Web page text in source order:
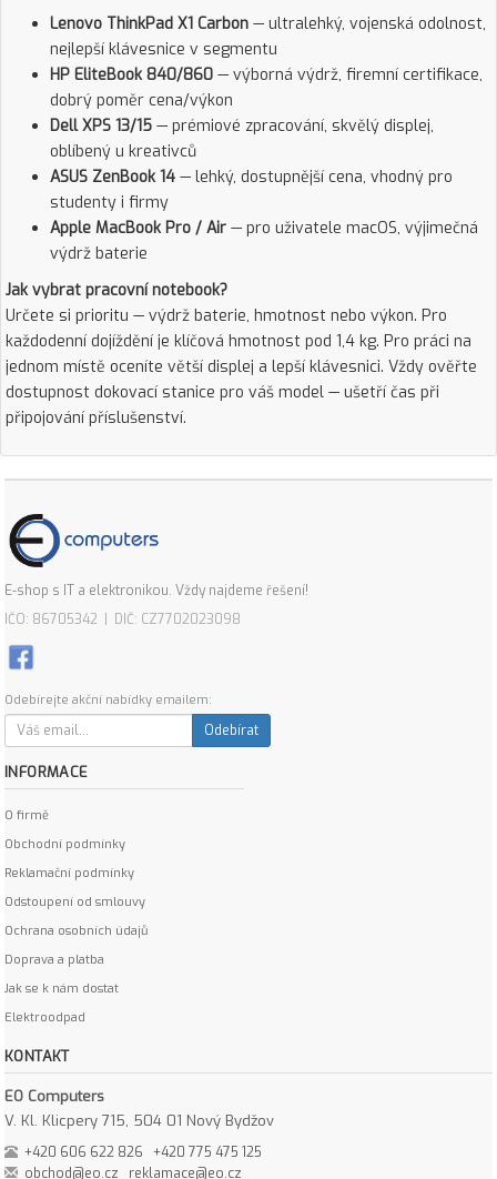
Lenovo ThinkPad X1 Carbon — ultralehký, vojenská odolnost,
nejlepší klávesnice v segmentu
HP EliteBook 840/860 — výborná výdrž, firemní certifikace,
dobrý poměr cena/výkon
Dell XPS 13/15 — prémiové zpracování, skvělý displej,
oblíbený u kreativců
ASUS ZenBook 14 — lehký, dostupnější cena, vhodný pro
studenty i firmy
Apple MacBook Pro / Air — pro uživatele macOS, výjimečná
výdrž baterie
Jak vybrat pracovní notebook?
Určete si prioritu — výdrž baterie, hmotnost nebo výkon. Pro
každodenní dojíždění je klíčová hmotnost pod 1,4 kg. Pro práci na
jednom místě oceníte větší displej a lepší klávesnici. Vždy ověřte
dostupnost dokovací stanice pro váš model — ušetří čas při
připojování příslušenství.
E-shop s IT a elektronikou. Vždy najdeme řešení!
IČO: 86705342 | DIČ: CZ7702023098
Odebírejte akční nabídky emailem:
Odebírat
INFORMACE
O firmě
Obchodní podmínky
Reklamační podmínky
Odstoupení od smlouvy
Ochrana osobních údajů
Doprava a platba
Jak se k nám dostat
Elektroodpad
KONTAKT
EO Computers
V. Kl. Klicpery 715, 504 01 Nový Bydžov
+420 606 622 826
+420 775 475 125
obchod@eo.cz
reklamace@eo.cz